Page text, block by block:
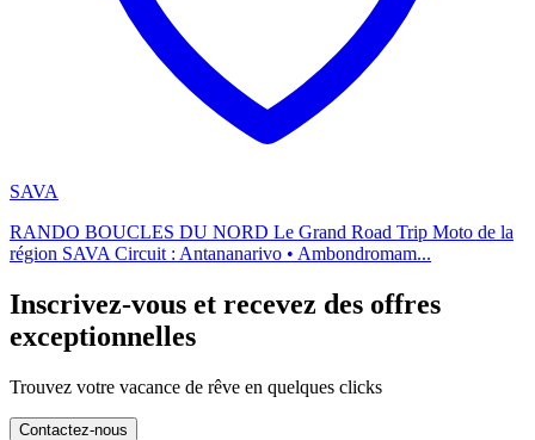
SAVA
RANDO BOUCLES DU NORD Le Grand Road Trip Moto de la
région SAVA Circuit : Antananarivo • Ambondromam...
Inscrivez-vous et recevez des offres
exceptionnelles
Trouvez votre vacance de rêve en quelques clicks
Contactez-nous